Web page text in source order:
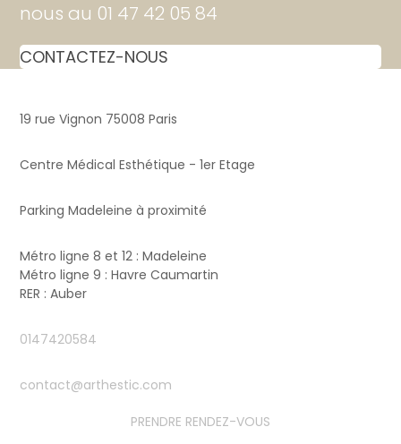
nous au 01 47 42 05 84
CONTACTEZ-NOUS
19 rue Vignon 75008 Paris
Centre Médical Esthétique - 1er Etage
Parking Madeleine à proximité
Métro ligne 8 et 12 : Madeleine
Métro ligne 9 : Havre Caumartin
RER : Auber
0147420584
contact@arthestic.com
PRENDRE RENDEZ-VOUS